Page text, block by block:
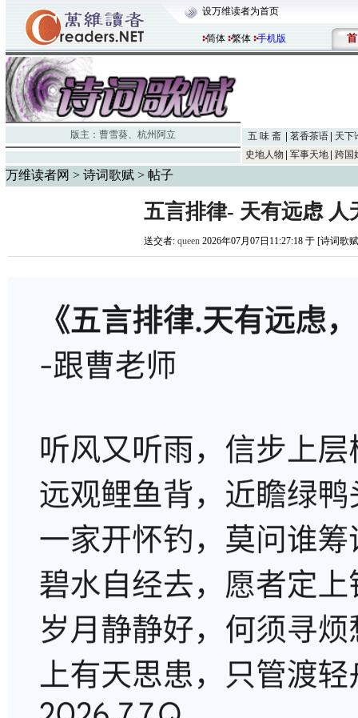
设万维读者为首页
简体 繁体 手机版 首
版主： 曹雪葵、 杭州阿立 五 味 斋 茗香茶语
天下
史地人物
军事天地 跨国
万维读者网 > 诗词歌赋 > 帖子
五言排律- 天有远虑 人
送交者: queen2026年07月07日11:27:18 于 [诗词歌